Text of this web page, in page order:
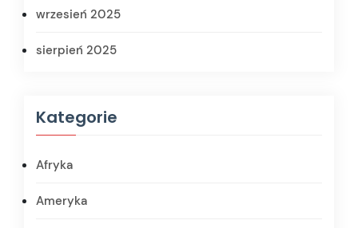
wrzesień 2025
sierpień 2025
Kategorie
Afryka
Ameryka